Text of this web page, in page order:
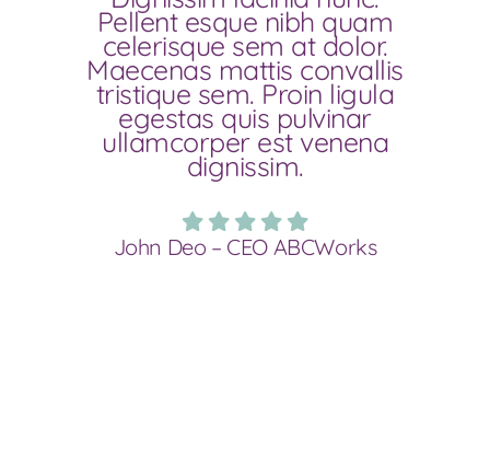
Pellent esque nibh quam
celerisque sem at dolor.
Maecenas mattis convallis
tristique sem. Proin ligula
egestas quis pulvinar
ullamcorper est venena
dignissim.
John Deo – CEO ABCWorks